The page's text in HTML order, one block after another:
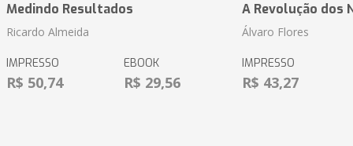
Medindo Resultados
Ricardo Almeida
IMPRESSO
R$ 50,74
EBOOK
R$ 29,56
A Revolução dos
Álvaro Flores
IMPRESSO
R$ 43,27